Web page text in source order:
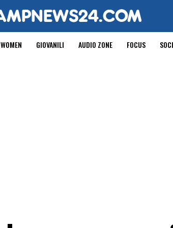
WOMEN GIOVANILI AUDIO ZONE FOCUS